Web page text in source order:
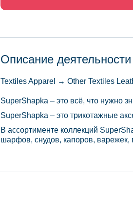
Описание
Textiles Apparel → Other Textiles
SuperShapka – это всё, что нужно
SuperShapka – это трикотажные
В ассортименте коллекций
шарфов, снудов, капоров, варежек,